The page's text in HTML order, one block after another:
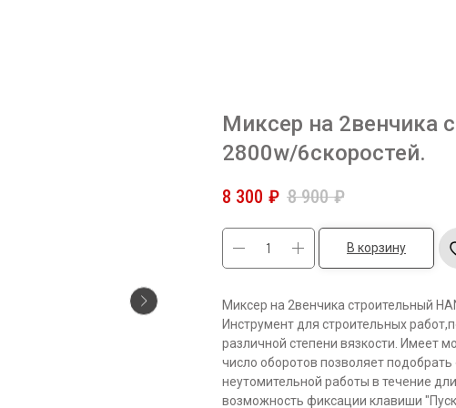
Миксер на 2венчика
2800w/6скоростей.
8 300 ₽ 8 900 ₽
В корзину
Миксер на 2венчика строительный
Инструмент для строительных
различной степени вязкости. Имеет
число оборотов позволяет
неутомительной работы в течение
возможность фиксации клавиши